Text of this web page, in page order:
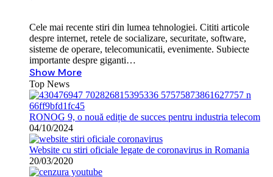
Cele mai recente stiri din lumea tehnologiei. Cititi articole
despre internet, retele de socializare, securitate, software,
sisteme de operare, telecomunicatii, evenimente. Subiecte
importante despre giganti…
Show More
Top News
RONOG 9, o nouă ediție de succes pentru industria telecom
04/10/2024
Website cu stiri oficiale legate de coronavirus in Romania
20/03/2020